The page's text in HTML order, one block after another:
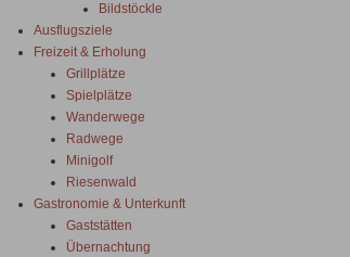
Bildstöckle
Ausflugsziele
Freizeit & Erholung
Grillplätze
Spielplätze
Wanderwege
Radwege
Minigolf
Riesenwald
Gastronomie & Unterkunft
Gaststätten
Übernachtung